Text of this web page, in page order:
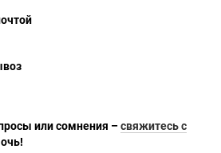
или сомнения –свяжитесь с